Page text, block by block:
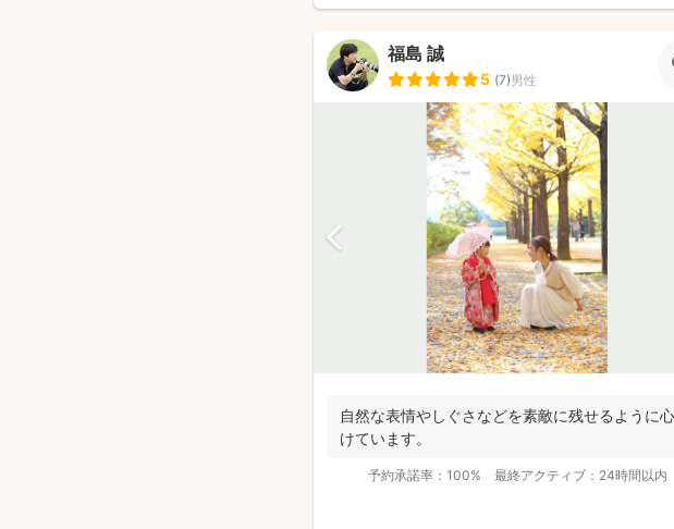
福島 誠
5 (7)男性
自然な表情やしぐさなどを素敵に残せるように
けています。
予約承諾率： 100% 最終アクティブ： 24時間以内